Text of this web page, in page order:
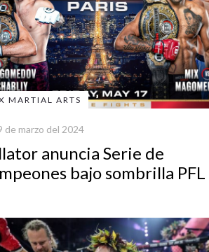
MARTIAL ARTS
de marzo del 2024
anuncia Serie de
bajo sombrilla PFL